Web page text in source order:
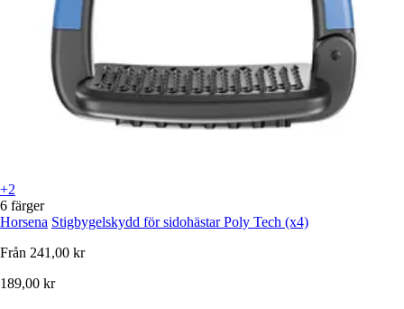
+2
6 färger
Horsena Stigbygelskydd för sidohästar Poly Tech (x4)
Från 241,00 kr
189,00 kr